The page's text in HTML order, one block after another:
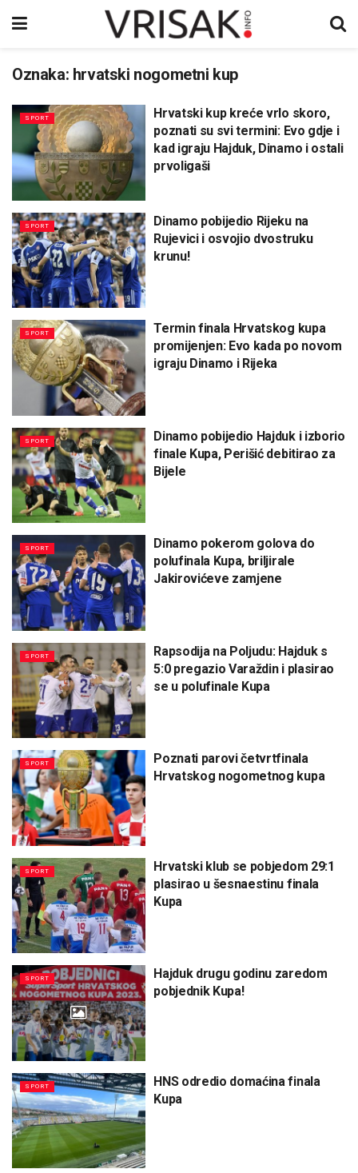
Oznaka: hrvatski nogometni kup
SPORT
Hrvatski kup kreće vrlo skoro,
poznati su svi termini: Evo gdje i
kad igraju Hajduk, Dinamo i ostali
prvoligaši
SPORT
Dinamo pobijedio Rijeku na
Rujevici i osvojio dvostruku
krunu!
SPORT
Termin finala Hrvatskog kupa
promijenjen: Evo kada po novom
igraju Dinamo i Rijeka
SPORT
Dinamo pobijedio Hajduk i izborio
finale Kupa, Perišić debitirao za
Bijele
SPORT
Dinamo pokerom golova do
polufinala Kupa, briljirale
Jakirovićeve zamjene
SPORT
Rapsodija na Poljudu: Hajduk s
5:0 pregazio Varaždin i plasirao
se u polufinale Kupa
SPORT
Poznati parovi četvrtfinala
Hrvatskog nogometnog kupa
SPORT
Hrvatski klub se pobjedom 29:1
plasirao u šesnaestinu finala
Kupa
SPORT
Hajduk drugu godinu zaredom
pobjednik Kupa!
SPORT
HNS odredio domaćina finala
Kupa